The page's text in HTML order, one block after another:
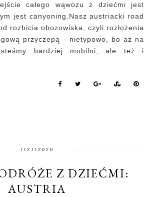
całego wąwozu z dziećmi jest
jest canyoning.Nasz austriacki road
rozbicia obozowiska, czyli rozłożenia
przyczepą - nietypowo, bo aż na
bardziej mobilni, ale też i
7/27/2020
Z DZIEĆMI:
AUSTRIA